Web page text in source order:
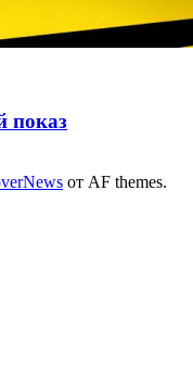
показ
от AF themes.